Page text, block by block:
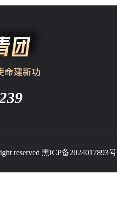
reserved 黑ICP备2024017893号